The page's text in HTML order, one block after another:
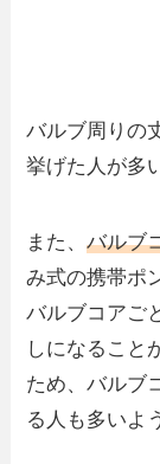
バルブ周りの
挙げた人が多
また、バルブ
み式の携帯ポ
バルブコアご
しになること
ため、バルブ
る人も多いよ